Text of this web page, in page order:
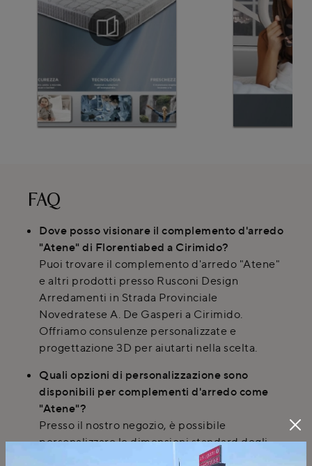
FAQ
Dove posso visionare il complemento d'arredo
"Atene" di Florentiabed a Cirimido?
Puoi trovare il complemento d'arredo "Atene"
e altri prodotti presso Rusconi Design
Arredamenti in Strada Provinciale
Novedratese A. De Gasperi a Cirimido.
Offriamo consulenze personalizzate e
progettazione 3D per aiutarti nella scelta.
Quali opzioni di personalizzazione sono
disponibili per complementi d'arredo come
"Atene"?
Presso il nostro negozio, è possibile
personalizzare le dimensioni standard degli
arredi. Offriamo anche servizi di falegnameria